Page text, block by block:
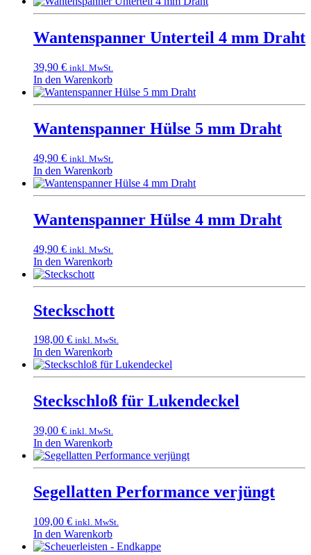
Wantenspanner Unterteil 4 mm Draht
39,90 € inkl. MwSt.
In den Warenkorb
Wantenspanner Hülse 5 mm Draht
49,90 € inkl. MwSt.
In den Warenkorb
Wantenspanner Hülse 4 mm Draht
49,90 € inkl. MwSt.
In den Warenkorb
Steckschott
198,00 € inkl. MwSt.
In den Warenkorb
Steckschloß für Lukendeckel
39,00 € inkl. MwSt.
In den Warenkorb
Segellatten Performance verjüngt
109,00 € inkl. MwSt.
In den Warenkorb